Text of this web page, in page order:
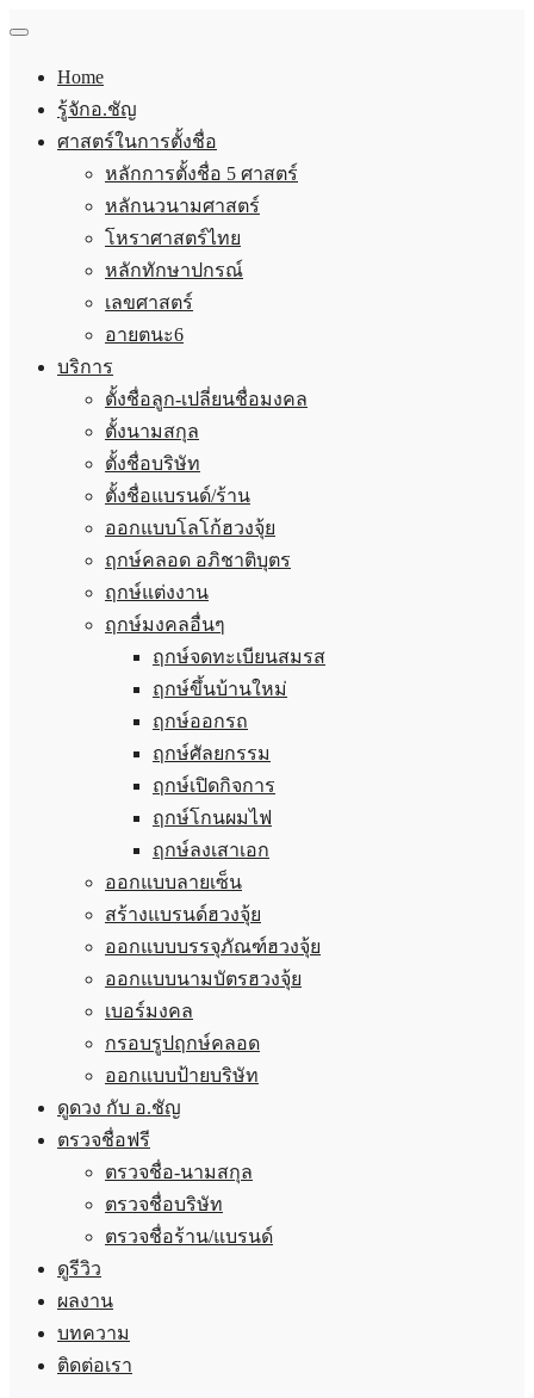
Home
รู้จักอ.ชัญ
ศาสตร์ในการตั้งชื่อ
หลักการตั้งชื่อ 5 ศาสตร์
หลักนวนามศาสตร์
โหราศาสตร์ไทย
หลักทักษาปกรณ์
เลขศาสตร์
อายตนะ6
บริการ
ตั้งชื่อลูก-เปลี่ยนชื่อมงคล
ตั้งนามสกุล
ตั้งชื่อบริษัท
ตั้งชื่อแบรนด์/ร้าน
ออกแบบโลโก้ฮวงจุ้ย
ฤกษ์คลอด อภิชาติบุตร
ฤกษ์แต่งงาน
ฤกษ์มงคลอื่นๆ
ฤกษ์จดทะเบียนสมรส
ฤกษ์ขึ้นบ้านใหม่
ฤกษ์ออกรถ
ฤกษ์ศัลยกรรม
ฤกษ์เปิดกิจการ
ฤกษ์โกนผมไฟ
ฤกษ์ลงเสาเอก
ออกแบบลายเซ็น
สร้างแบรนด์ฮวงจุ้ย
ออกแบบบรรจุภัณฑ์ฮวงจุ้ย
ออกแบบนามบัตรฮวงจุ้ย
เบอร์มงคล
กรอบรูปฤกษ์คลอด
ออกแบบป้ายบริษัท
ดูดวง กับ อ.ชัญ
ตรวจชื่อฟรี
ตรวจชื่อ-นามสกุล
ตรวจชื่อบริษัท
ตรวจชื่อร้าน/แบรนด์
ดูรีวิว
ผลงาน
บทความ
ติดต่อเรา